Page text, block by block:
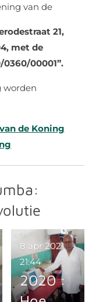
van de
21,
met de
00001”.
worden
de Koning
2020 :
8 apr 2021
21:44